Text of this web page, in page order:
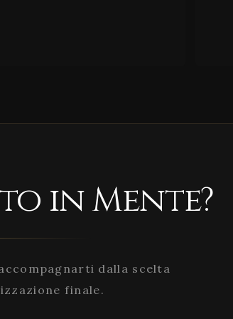
in Mente?
dalla scelta
finale.